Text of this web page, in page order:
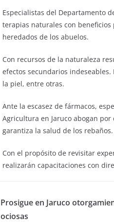
Especialistas del Departamento
terapias naturales con beneficios
heredados de los abuelos.
Con recursos de la naturaleza
efectos secundarios
la piel, entre otras.
Ante la escasez de fármacos,
Agricultura en Jaruco abogan
garantiza la salud de los rebaños.
Con el propósito de revisitar
realizarán capacitaciones con
Prosigue en Jaruco
ociosas